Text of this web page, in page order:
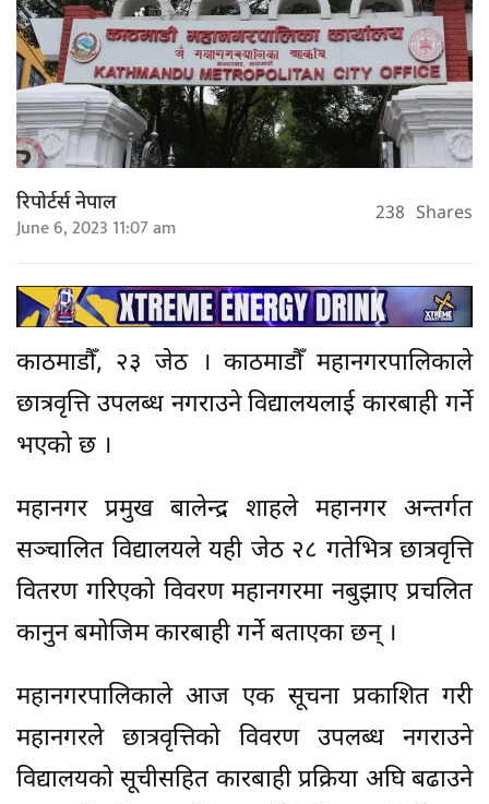
रिपोर्टर्स नेपाल
June 6, 2023 11:07 am 238 Shares
काठमाडौँ, २३ जेठ । काठमाडौँ महानगरपालिकाले
छात्रवृत्ति उपलब्ध नगराउने विद्यालयलाई कारबाही गर्ने
भएको छ ।
महानगर प्रमुख बालेन्द्र शाहले महानगर अन्तर्गत
सञ्चालित विद्यालयले यही जेठ २८ गतेभित्र छात्रवृत्ति
वितरण गरिएको विवरण महानगरमा नबुझाए प्रचलित
कानुन बमोजिम कारबाही गर्ने बताएका छन् ।
महानगरपालिकाले आज एक सूचना प्रकाशित गरी
महानगरले छात्रवृत्तिको विवरण उपलब्ध नगराउने
विद्यालयको सूचीसहित कारबाही प्रक्रिया अघि बढाउने